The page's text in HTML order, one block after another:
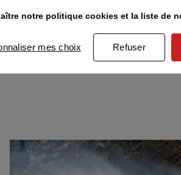
Vacances en France et
prenez le train en
notre politique cookies et la liste de
mes choix Refuser